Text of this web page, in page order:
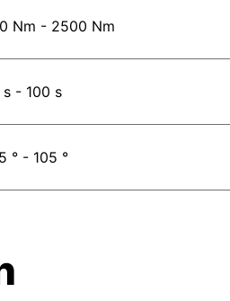
Nm - 2500 Nm
s - 100 s
° - 105 °